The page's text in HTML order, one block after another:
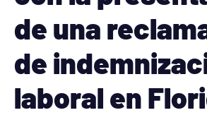
de una
de
laboral en